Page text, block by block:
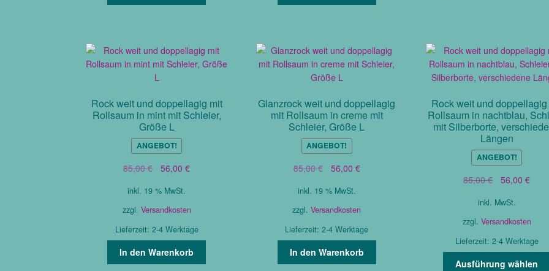
Rock weit und doppellagig mit
Rollsaum in mint mit Schleier,
Größe L
ANGEBOT!
85,00€
Ursprünglicher
war:
85,00 €
56,00 €Aktueller
56,00 €.
inkl. 19 % MwSt.
zzgl. Versandkosten
Lieferzeit: 2-4 Werktage
In den Warenkorb
Glanzrock weit und doppellagig
mit Rollsaum in creme mit
Schleier, Größe L
ANGEBOT!
85,00€
Ursprünglicher
war:
85,00 €
56,00 €Aktueller
56,00 €.
inkl. 19 % MwSt.
zzgl.Versandkosten
Lieferzeit:2-4 Werktage
In den Warenkorb
Rock weit und
Rollsaum in nachtblau,
mit Silberborte,
Längen
ANGEBOT!
85,00€
Ursprünglicher
war:
85,00 €
56,00€
inkl. MwSt.
zzgl. Versandkosten
Lieferzeit: 2-4 Werktage
Ausführung wählen